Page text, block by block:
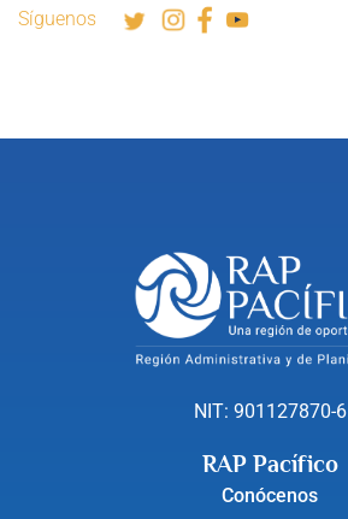
Síguenos
NIT: 901127870-6
RAP Pacífico
Conócenos